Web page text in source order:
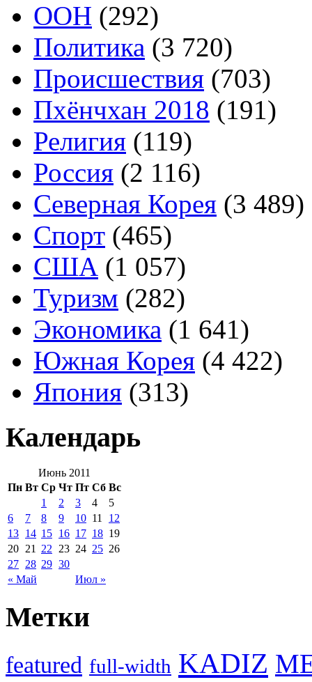
ООН (292)
Политика (3 720)
Происшествия (703)
Пхёнчхан 2018 (191)
Религия (119)
Россия (2 116)
Северная Корея (3 489)
Спорт (465)
США (1 057)
Туризм (282)
Экономика (1 641)
Южная Корея (4 422)
Япония (313)
Календарь
Июнь 2011
Пн Вт Ср Чт Пт Сб Вс
« Май Июл »
1 2 3 4
5
6
7 8 9 10 11
12
13 14 15 16 17 18 19
20 21 22 23 24 25 26
27 28 29 30
Метки
featured full-width KADIZ